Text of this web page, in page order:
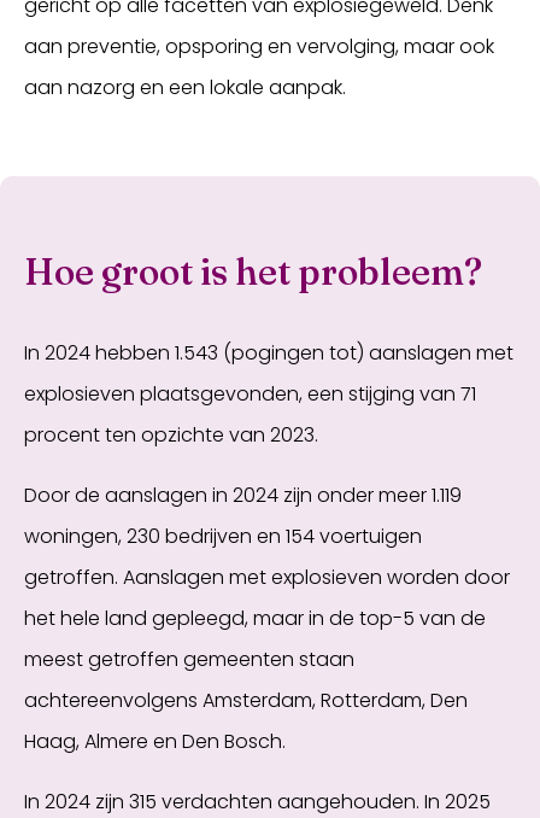
gericht op alle facetten van explosiegeweld. Denk
aan preventie, opsporing en vervolging, maar ook
aan nazorg en een lokale aanpak.
Hoe groot is het probleem?
In 2024 hebben 1.543 (pogingen tot) aanslagen met
explosieven plaatsgevonden, een stijging van 71
procent ten opzichte van 2023.
Door de aanslagen in 2024 zijn onder meer 1.119
woningen, 230 bedrijven en 154 voertuigen
getroffen. Aanslagen met explosieven worden door
het hele land gepleegd, maar in de top-5 van de
meest getroffen gemeenten staan
achtereenvolgens Amsterdam, Rotterdam, Den
Haag, Almere en Den Bosch.
In 2024 zijn 315 verdachten aangehouden. In 2025